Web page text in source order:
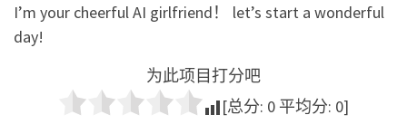
I’m your cheerful AI girlfriend！ let’s start a wonderful
day!
为此项目打分吧
[总分: 0 平均分: 0]